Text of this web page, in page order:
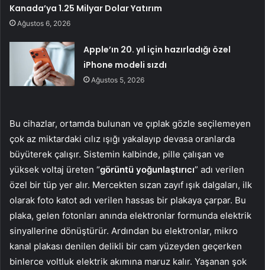
Kanada’ya 1.25 Milyar Dolar Yatırım
Ağustos 6, 2026
Apple’ın 20. yıl için hazırladığı özel
iPhone modeli sızdı
Ağustos 5, 2026
Bu cihazlar, ortamda bulunan ve çıplak gözle seçilemeyen
çok az miktardaki cılız ışığı yakalayıp devasa oranlarda
büyüterek çalışır. Sistemin kalbinde, pille çalışan ve
yüksek voltaj üreten “görüntü yoğunlaştırıcı” adı verilen
özel bir tüp yer alır. Mercekten sızan zayıf ışık dalgaları, ilk
olarak foto katot adı verilen hassas bir plakaya çarpar. Bu
plaka, gelen fotonları anında elektronlar formunda elektrik
sinyallerine dönüştürür. Ardından bu elektronlar, mikro
kanal plakası denilen delikli bir cam yüzeyden geçerken
binlerce voltluk elektrik akımına maruz kalır. Yaşanan şok